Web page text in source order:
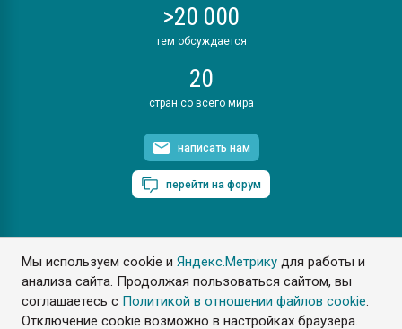
Мы используем cookie иЯндекс.Метрику для работы и
анализа сайта. Продолжая пользоваться сайтом, вы
соглашаетесь с Политикой в отношении файлов cookie.
Отключение cookie возможно в настройках браузера.
>20 000
тем обсуждается
20
стран со всего мира
написать нам
перейти на форум
ПластЭксперт © 2006. Все права защищены
Разрешается копирование материалов сайта с обязательной
ссылкой на www.e-plastic.ru
Разработка сайта